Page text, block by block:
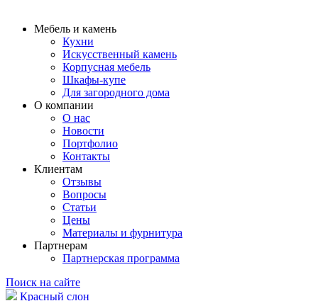
Мебель и камень
Кухни
Искусственный камень
Корпусная мебель
Шкафы-купе
Для загородного дома
О компании
О нас
Новости
Портфолио
Контакты
Клиентам
Отзывы
Вопросы
Статьи
Цены
Материалы и фурнитура
Партнерам
Партнерская программа
Поиск на сайте
Красный слон